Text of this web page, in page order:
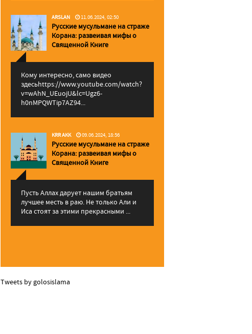
ARSLAN 11.06.2024, 02:50
Русские мусульмане на страже
Корана: pазвеивая мифы о
Священной Книге
Кому интересно, само видео
здесьhttps://www.youtube.com/watch?
v=wAhN_UEuojU&lc=Ugz6-
h0nMPQWTip7AZ94...
KRR AKK 09.06.2024, 18:56
Русские мусульмане на страже
Корана: pазвеивая мифы о
Священной Книге
Пусть Аллах дарует нашим братьям
лучшее месть в раю. Не только Али и
Иса стоят за этими прекрасными ...
Tweets by golosislama